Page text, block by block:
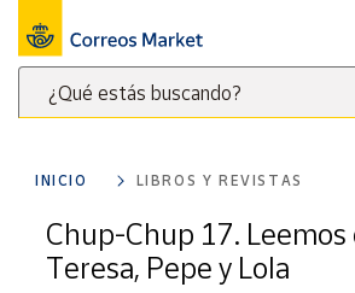
¿Qué estás buscando?
clave
para
buscar
productos
Menú
Nuestro
catálogo
Alimentación
Bebidas
Ocio y cultura
INICIO LIBROS Y REVISTAS
Chup-Chup 17. Leemos
Teresa, Pepe y Lola